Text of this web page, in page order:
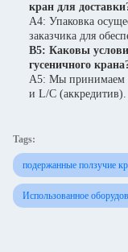
кран для
A4: Упаковка
заказчика для
В5: Каковы
гусеничного
A5: Мы принимаем
и L/C (аккредитив).
Tags:
подержанные ползучие
Использованное